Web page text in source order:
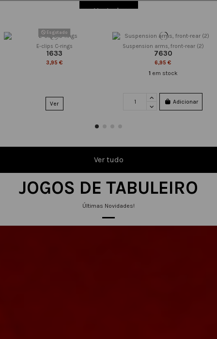
Ver tudo
Esgotado
E-clips C-rings
1633
3,95 €
Ver
Suspension arms, front-rear (2)
7630
6,95 €
1 em stock
Adicionar
Ver tudo
JOGOS DE TABULEIRO
Últimas Novidades!